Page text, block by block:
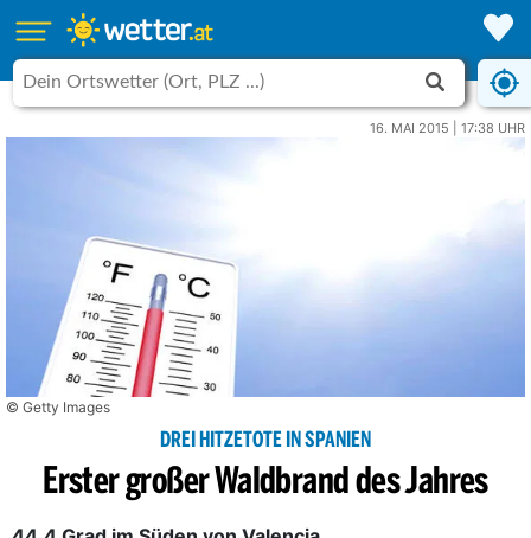
16. MAI 2015 | 17:38 UHR
© Getty Images
DREI HITZETOTE IN SPANIEN
Erster großer Waldbrand des Jahres